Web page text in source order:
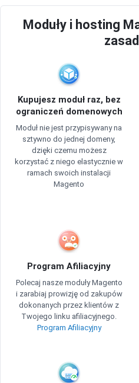
Moduły i hosting
Kupujesz moduł raz, bez
ograniczeń domenowych
Moduł nie jest przypisywany na
sztywno do jednej domeny,
dzięki czemu możesz
korzystać z niego elastycznie w
ramach swoich instalacji
Magento
Program Afiliacyjny
Polecaj nasze moduły Magento
i zarabiaj prowizję od zakupów
dokonanych przez klientów z
Twojego linku afiliacyjnego.
Program Afiliacyjny